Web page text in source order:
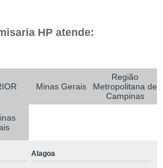
HP atende:
Minas Gerais
Região
Metropolitana de
Campinas
Alagoa